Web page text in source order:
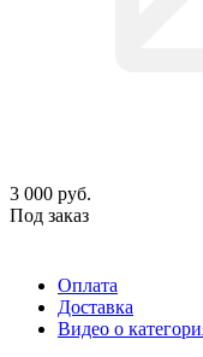
3 000 руб.
Под заказ
Оплата
Доставка
Видео о